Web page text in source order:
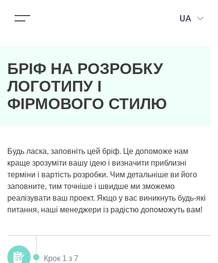
UA
БРІФ НА РОЗРОБКУ
ЛОГОТИПУ І
ФІРМОВОГО СТИЛЮ
Будь ласка, заповніть цей бріф. Це допоможе нам
краще зрозуміти вашу ідею і визначити приблизні
терміни і вартість розробки. Чим детальніше ви його
заповните, тим точніше і швидше ми зможемо
реалізувати ваш проект. Якщо у вас виникнуть будь-які
питання, наші менеджери із радістю допоможуть вам!
Крок 1 з 7